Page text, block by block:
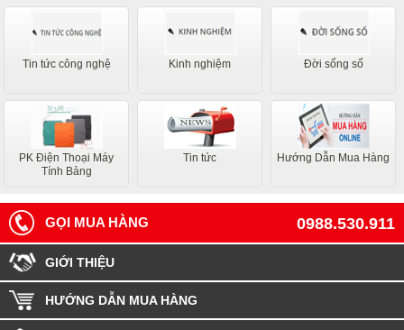
Tin tức công nghệ Kinh nghiệm Đời sống số
PK Điện Thoại Máy
Tính Bảng
Tin tức Hướng Dẫn Mua Hàng
0988.530.911
GỌI MUA HÀNG
GIỚI THIỆU
HƯỚNG DẪN MUA HÀNG